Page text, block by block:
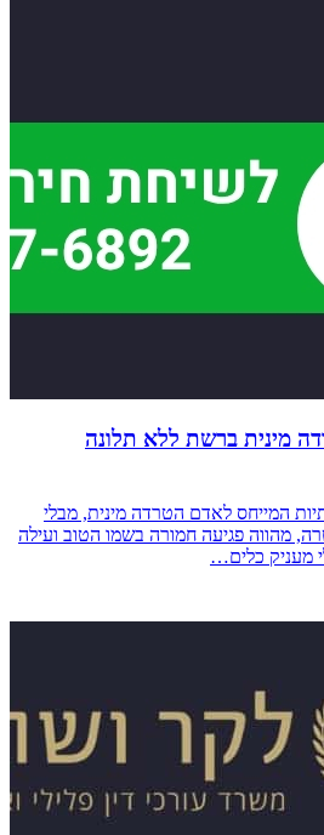
מינית ברשת ללא תלונה
המייחס לאדם הטרדה מינית, מבלי
מהווה פגיעה חמורה בשמו הטוב ועילה
מעניק כלים…